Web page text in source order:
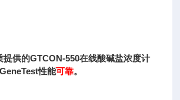
提供的GTCON-550在线酸碱盐浓度计
性能可靠。